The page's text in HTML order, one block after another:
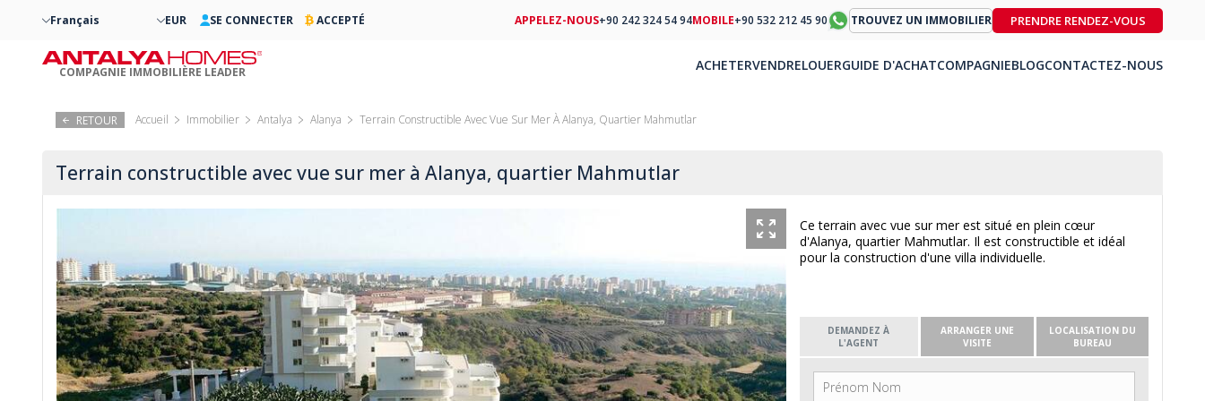
RETOUR Accueil Immobilier Antalya Alanya Terrain Constructible Avec Vue Sur Mer À Alanya, Quartier Mahmutlar
Terrain constructible avec vue sur mer à Alanya, quartier Mahmutlar
Ce terrain avec vue sur mer est situé en plein cœur
d'Alanya, quartier Mahmutlar. Il est constructible et idéal
pour la construction d'une villa individuelle.
DEMANDEZ À
L'AGENT
ARRANGER UNE
VISITE
LOCALISATION DU
BUREAU
Français EUR SE CONNECTER ACCEPTÉ
COMPAGNIE IMMOBILIÈRE LEADER
APPELEZ-NOUS+90 242 324 54 94MOBILE+90 532 212 45 90 TROUVEZ UN IMMOBILIER PRENDRE RENDEZ-VOUS
ACHETERVENDRELOUERGUIDE D'ACHATCOMPAGNIEBLOGCONTACTEZ-NOUS